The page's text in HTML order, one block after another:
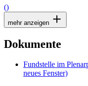
()
mehr anzeigen
Dokumente
Fundstelle im
neues Fenster)